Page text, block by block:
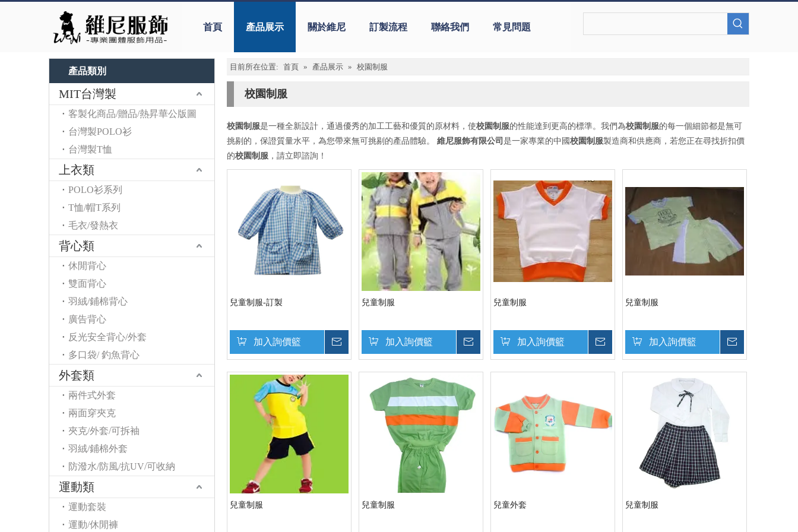
首頁 產品展示 關於維尼 訂製流程 聯絡我們 常見問題
產品類別
MIT台灣製
客製化商品/贈品/熱昇華公版圖
台灣製POLO衫
台灣製T恤
上衣類
POLO衫系列
T恤/帽T系列
毛衣/發熱衣
背心類
休閒背心
雙面背心
羽絨/鋪棉背心
廣告背心
反光安全背心/外套
多口袋/ 釣魚背心
外套類
兩件式外套
兩面穿夾克
夾克/外套/可拆袖
羽絨/鋪棉外套
防潑水/防風/抗UV/可收納
運動類
運動套裝
運動/休閒褲
目前所在位置: 首頁 » 產品展示 » 校園制服
校園制服
校園制服是一種全新設計，通過優秀的加工工藝和優質的原材料，使校園制服的性能達到更高的標準。我們為校園制服的每一個細節都是無可
挑剔的，保證質量水平，為您帶來無可挑剔的產品體驗。 維尼服飾有限公司 是一家專業的中國校園制服製造商和供應商，若您正在尋找折扣價
的校園制服 ，請立即諮詢！
兒童制服-訂製
加入詢價籃
兒童制服
加入詢價籃
兒童制服
加入詢價籃
兒童制服
加入詢價籃
兒童制服 兒童制服 兒童外套 兒童制服